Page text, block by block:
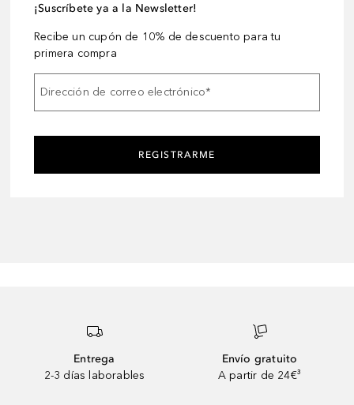
¡Suscríbete ya a la Newsletter!
Recibe un cupón de 10% de descuento para tu
primera compra
Dirección de correo electrónico*
REGISTRARME
Entrega
2-3 días laborables
Envío gratuito
A partir de 24€³